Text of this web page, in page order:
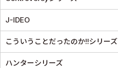
心電図・心音図・心エコー
J-IDEO
こういうことだったのか!!シリーズ
ハンターシリーズ